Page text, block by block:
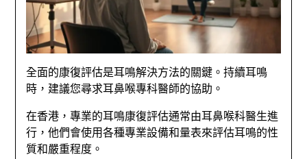
全面的康復評估是耳鳴解決方法的關鍵。持續耳鳴
時，建議您尋求耳鼻喉專科醫師的協助。
在香港，專業的耳鳴康復評估通常由耳鼻喉科醫生進
行，他們會使用各種專業設備和量表來評估耳鳴的性
質和嚴重程度。